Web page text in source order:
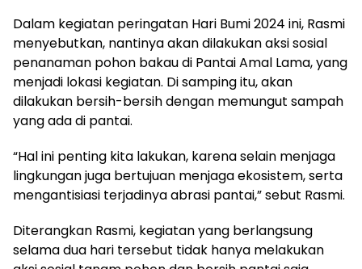
Dalam kegiatan peringatan Hari Bumi 2024 ini, Rasmi
menyebutkan, nantinya akan dilakukan aksi sosial
penanaman pohon bakau di Pantai Amal Lama, yang
menjadi lokasi kegiatan. Di samping itu, akan
dilakukan bersih-bersih dengan memungut sampah
yang ada di pantai.
“Hal ini penting kita lakukan, karena selain menjaga
lingkungan juga bertujuan menjaga ekosistem, serta
mengantisiasi terjadinya abrasi pantai,” sebut Rasmi.
Diterangkan Rasmi, kegiatan yang berlangsung
selama dua hari tersebut tidak hanya melakukan